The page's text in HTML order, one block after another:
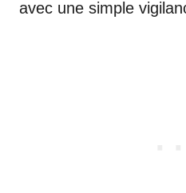
avec une simple